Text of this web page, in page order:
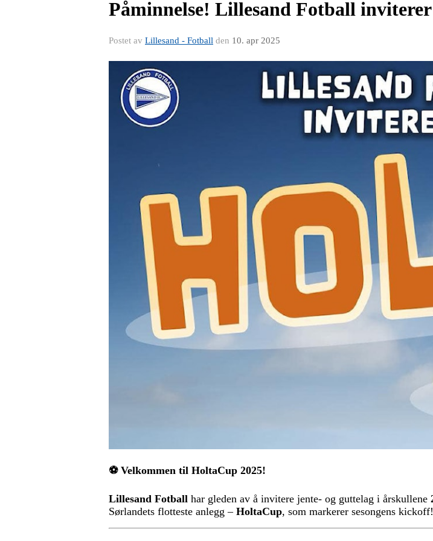
Påminnelse! Lillesand Fotball
Postet av Lillesand - Fotball den 10. apr 2025
⚽ Velkommen til HoltaCup 2025!
Lillesand Fotball har gleden av å invitere jente- og guttelag i årskullene
Sørlandets flotteste anlegg – HoltaCup, som markerer sesongens kickoff!